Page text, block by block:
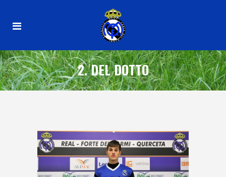
2. DEL DOTTO